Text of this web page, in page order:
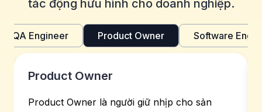
tác động hữu hình cho doanh nghiệp.
QA Engineer Product Owner Software
Product Owner
Product Owner là người giữ nhịp cho sản